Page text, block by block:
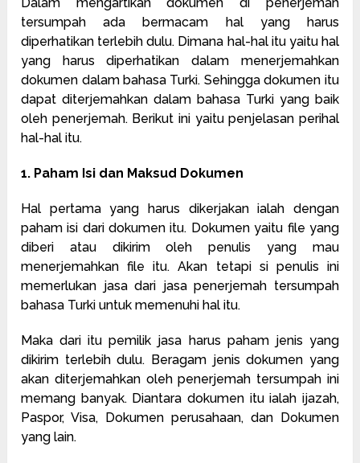
tersumpah ada bermacam hal yang harus
diperhatikan terlebih dulu. Dimana hal-hal itu yaitu hal
yang harus diperhatikan dalam menerjemahkan
dokumen dalam bahasa Turki. Sehingga dokumen itu
dapat diterjemahkan dalam bahasa Turki yang baik
oleh penerjemah. Berikut ini yaitu penjelasan perihal
hal-hal itu.
1. Paham Isi dan Maksud Dokumen
Hal pertama yang harus dikerjakan ialah dengan
paham isi dari dokumen itu. Dokumen yaitu file yang
diberi atau dikirim oleh penulis yang mau
menerjemahkan file itu. Akan tetapi si penulis ini
memerlukan jasa dari jasa penerjemah tersumpah
bahasa Turki untuk memenuhi hal itu.
Maka dari itu pemilik jasa harus paham jenis yang
dikirim terlebih dulu. Beragam jenis dokumen yang
akan diterjemahkan oleh penerjemah tersumpah ini
memang banyak. Diantara dokumen itu ialah ijazah,
Paspor, Visa, Dokumen perusahaan, dan Dokumen
yang lain.